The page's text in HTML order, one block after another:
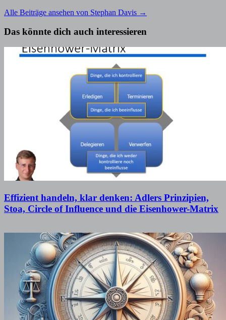
Alle Beiträge ansehen von Stephan Davis →
Das könnte dich auch interessieren
Effizient handeln, klar denken: Adlers Prinzipien,
Stoa, Circle of Influence und die Eisenhower-Matrix